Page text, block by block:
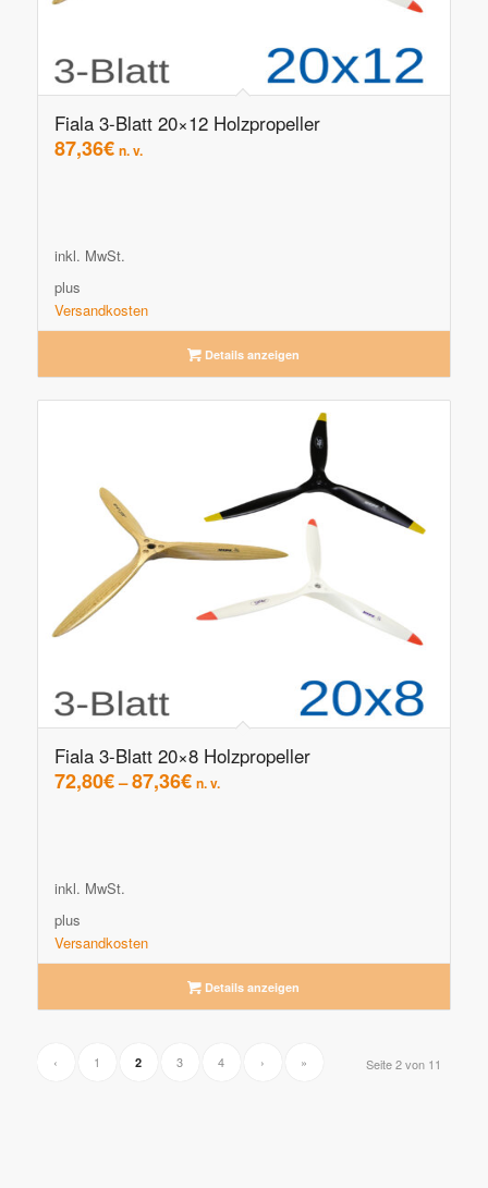
Fiala 3-Blatt 20×12 Holzpropeller
87,36€ n. v.
inkl. MwSt.
plus
Versandkosten
Details anzeigen
Fiala 3-Blatt 20×8 Holzpropeller
72,80€–87,36€ n. v.
inkl. MwSt.
plus
Versandkosten
Details anzeigen
Seite 2 von 11
‹ 1 2 3 4 › »